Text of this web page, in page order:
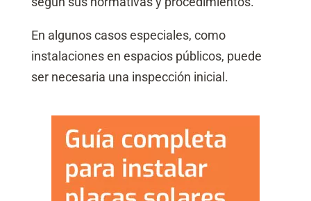
En algunos casos especiales, como
instalaciones en espacios públicos, puede
ser necesaria una inspección inicial.